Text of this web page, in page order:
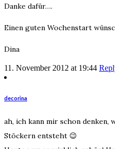
Danke dafür….
Einen guten Wochenstart
Dina
11. November 2012 at 19:44
decorina
ah, ich kann mir schon denken,
Stöckern entsteht 😉